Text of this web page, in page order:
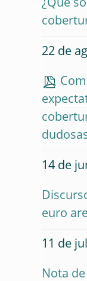
¿Qué
22 de
14 de
euro
11 de
Nota